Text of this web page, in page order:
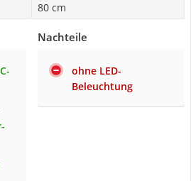
80 cm
Nachteile
ohne LED-
Beleuchtung